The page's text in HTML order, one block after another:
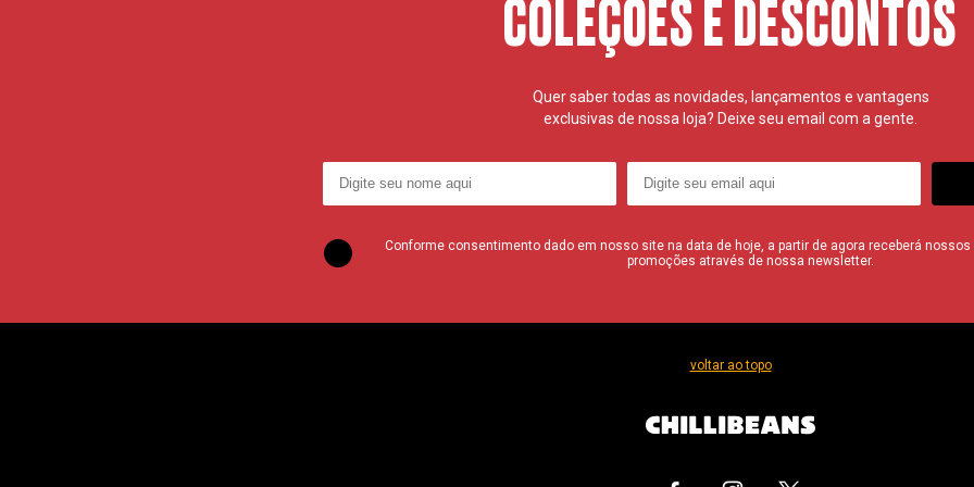
COLEÇÕES E DESCONTOS
Quer saber todas as novidades, lançamentos e vantagens
exclusivas de nossa loja? Deixe seu email com a gente.
Conforme consentimento dado em nosso site na data de hoje, a partir de agora receberá
promoções através de nossa newsletter.
voltar ao topo